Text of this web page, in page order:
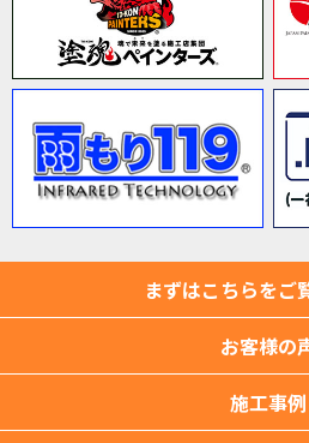
まずはこちらをご
お客様の
施工事例